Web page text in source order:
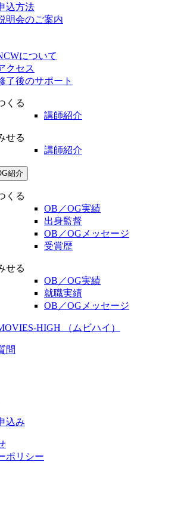
込方法
明会のご案内
について
クセス
了後のサポート
くる
講師紹介
せる
講師紹介
紹介
くる
OB／OG実績
出身監督
OB／OGメッセージ
受賞歴
せる
OB／OG実績
就職実績
OB／OGメッセージ
HIGH （ムビハイ）
問
込み
ポリシー